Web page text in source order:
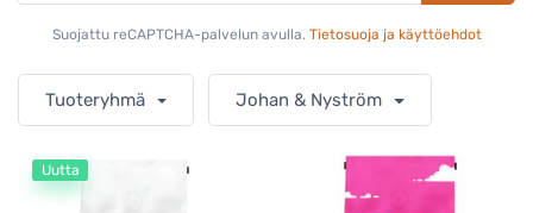
Suojattu reCAPTCHA-palvelun avulla. Tietosuoja ja käyttöehdot
Tuoteryhmä Johan & Nyström
Uutta